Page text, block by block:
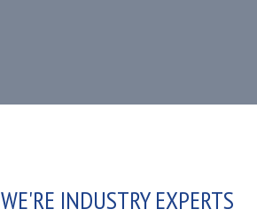
WE'RE INDUSTRY EXPERTS